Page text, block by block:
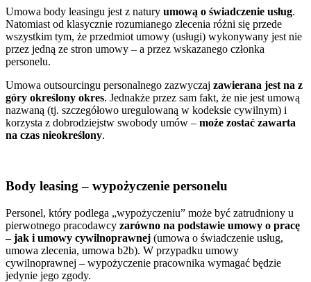
Umowa body leasingu jest z natury umową o świadczenie usług.
Natomiast od klasycznie rozumianego zlecenia różni się przede
wszystkim tym, że przedmiot umowy (usługi) wykonywany jest nie
przez jedną ze stron umowy – a przez wskazanego członka
personelu.
Umowa outsourcingu personalnego zazwyczaj zawierana jest na z
góry określony okres. Jednakże przez sam fakt, że nie jest umową
nazwaną (tj. szczegółowo uregulowaną w kodeksie cywilnym) i
korzysta z dobrodziejstw swobody umów – może zostać zawarta
na czas nieokreślony.
Body leasing – wypożyczenie personelu
Personel, który podlega „wypożyczeniu” może być zatrudniony u
pierwotnego pracodawcy zarówno na podstawie umowy o pracę
– jak i umowy cywilnoprawnej (umowa o świadczenie usług,
umowa zlecenia, umowa b2b). W przypadku umowy
cywilnoprawnej – wypożyczenie pracownika wymagać będzie
jedynie jego zgody.